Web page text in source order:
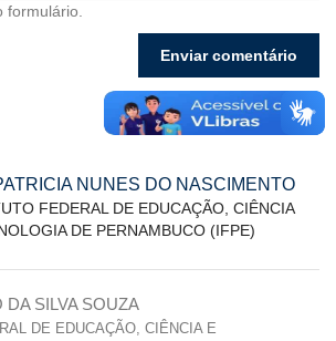
formulário.
NUNES DO NASCIMENTO
FEDERAL DE EDUCAÇÃO, CIÊNCIA
DE PERNAMBUCO (IFPE)
DA SILVA SOUZA
DE EDUCAÇÃO, CIÊNCIA E